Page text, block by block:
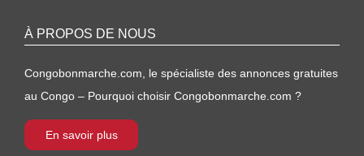
À PROPOS DE NOUS
Congobonmarche.com, le spécialiste des annonces gratuites
au Congo – Pourquoi choisir Congobonmarche.com ?
En savoir plus